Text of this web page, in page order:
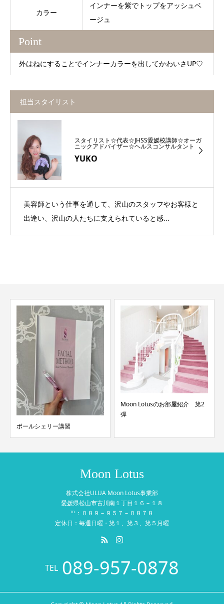
カラー
インナーを紫でトップをアッシュベ
ージュ
Point
外はねにすることでインナーカラーを出してかわいさUP♡
担当スタイリスト
スタイリスト☆代表☆JHSS愛媛校講師☆オーガ
ニックアドバイザー☆ヘルスコンサルタント
YUKO
美容師という仕事を通して、沢山のスタッフやお客様と
出逢い、沢山の人たちに支えられていると感...
ポールシェリー講習
Moon Lotusのお部屋紹介 第2
弾
Moon Lotus
株式会社ULUA Moon Lotus事業部
愛媛県松山市古川南１丁目１６－１８
℡：０８９－９５７－０８７８
定休日：毎週日曜・第１、第３、第５月曜
TEL 089-957-0878